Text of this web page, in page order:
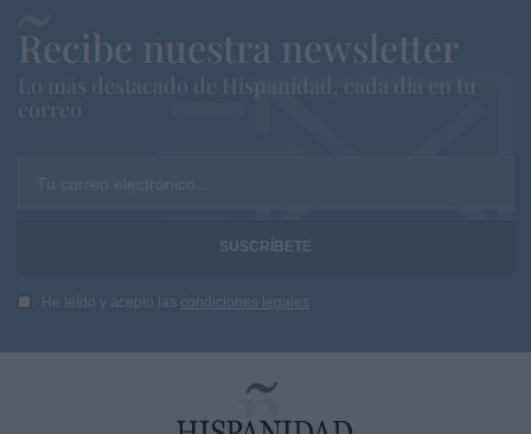
Recibe nuestra newsletter
Lo más destacado de Hispanidad, cada dia en tu
correo
Tu correo electrónico...
He leído y acepto las condiciones legales